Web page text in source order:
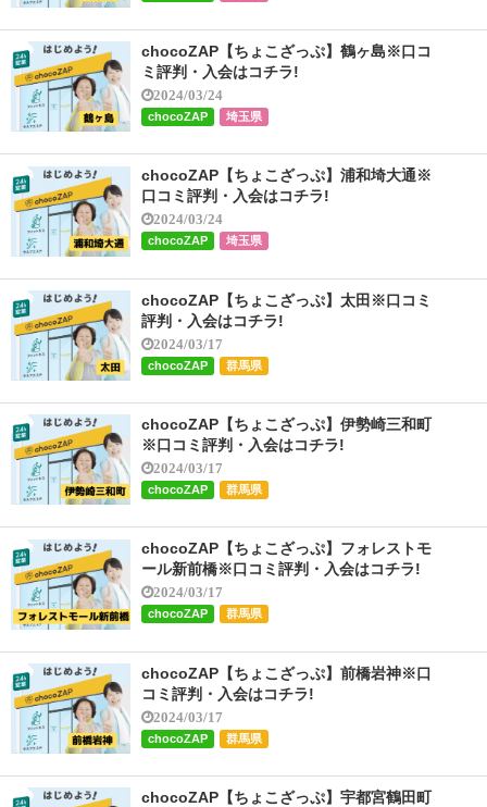
chocoZAP【ちょこざっぷ】鶴ヶ島※口コ
ミ評判・入会はコチラ!
2024/03/24
chocoZAP 埼玉県
chocoZAP【ちょこざっぷ】浦和埼大通※
口コミ評判・入会はコチラ!
2024/03/24
chocoZAP 埼玉県
chocoZAP【ちょこざっぷ】太田※口コミ
評判・入会はコチラ!
2024/03/17
chocoZAP 群馬県
chocoZAP【ちょこざっぷ】伊勢崎三和町
※口コミ評判・入会はコチラ!
2024/03/17
chocoZAP 群馬県
chocoZAP【ちょこざっぷ】フォレストモ
ール新前橋※口コミ評判・入会はコチラ!
2024/03/17
chocoZAP 群馬県
chocoZAP【ちょこざっぷ】前橋岩神※口
コミ評判・入会はコチラ!
2024/03/17
chocoZAP 群馬県
chocoZAP【ちょこざっぷ】宇都宮鶴田町